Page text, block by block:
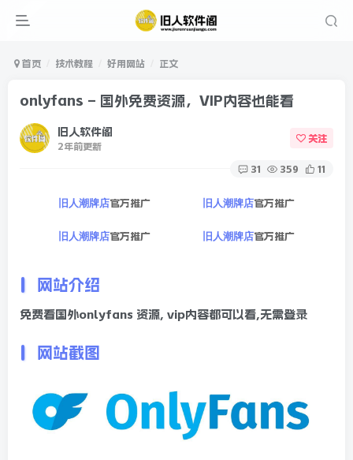
首页 技术教程 好用网站 正文
onlyfans – 国外免费资源，VIP内容也能看
旧人软件阁
2年前更新
关注
31 359 11
旧人潮牌店官方推广 旧人潮牌店官方推广
旧人潮牌店官方推广 旧人潮牌店官方推广
网站介绍
免费看国外onlyfans 资源, vip内容都可以看,无需登录
网站截图